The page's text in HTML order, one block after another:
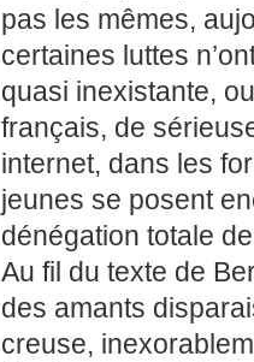
pas les mêmes,
certaines luttes
quasi inexistante,
français, de
internet, dans les
jeunes se posent
dénégation totale
Au fil du texte de
des amants
creuse,